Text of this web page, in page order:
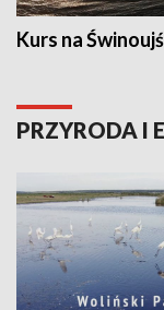
Kurs na
PRZYRODA I